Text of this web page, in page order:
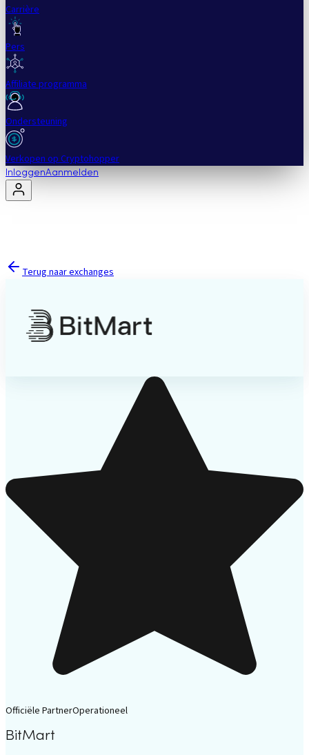
Carrière
Pers
Affiliate programma
Ondersteuning
Verkopen op Cryptohopper
InloggenAanmelden
Terug naar exchanges
Officiële PartnerOperationeel
BitMart